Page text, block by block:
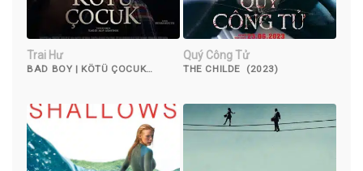
Trai Hư
BAD BOY | KÖTÜ ÇOCUK
Quý Công Tử
THE CHILDE (2023)